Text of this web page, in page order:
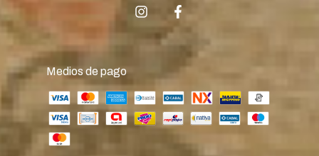
Medios de pago